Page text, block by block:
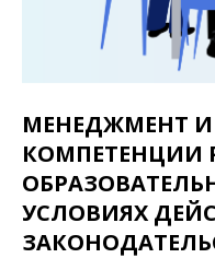
МЕНЕДЖМЕНТ И
КОМПЕТЕНЦИИ
УСЛОВИЯХ